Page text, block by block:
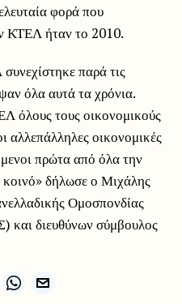
φορά που
ΚΤΕΛ ήταν το 2010.
παρά τις
όλα αυτά τα χρόνια.
όλους τους οικονομικούς
οικονομικές
πρώτα από όλα την
κοινό» δήλωσε ο Μιχάλης
Ομοσπονδίας
διευθύνων σύμβουλος